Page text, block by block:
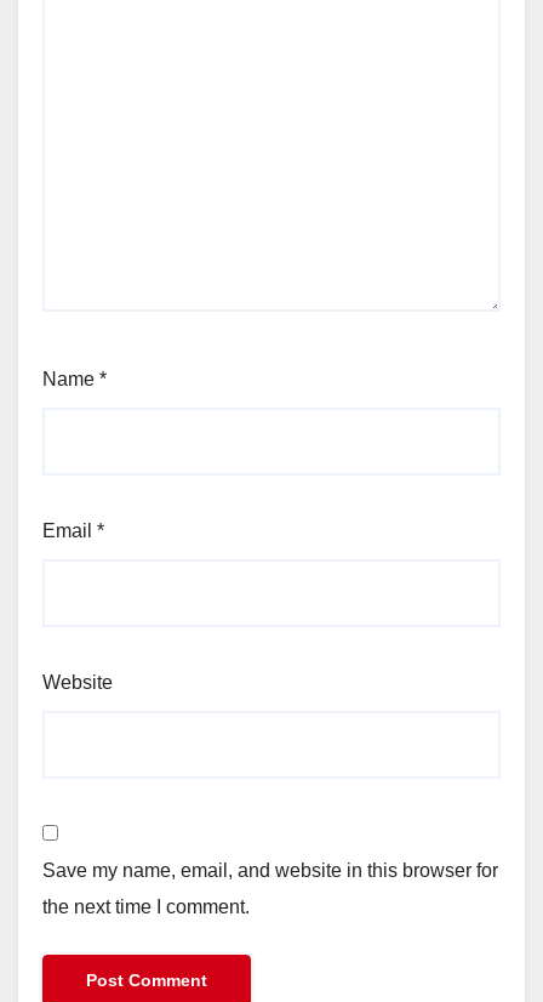
Name *
Email *
Website
Save my name, email, and website in this browser for
the next time I comment.